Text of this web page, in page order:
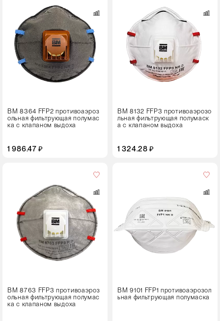
ВМ 8364 FFP2 противоаэроз
ольная фильтрующая полумас
ка с клапаном выдоха
1 986.47 ₽
ВМ 8132 FFP3 противоаэрозо
льная фильтрующая полумаск
а с клапаном выдоха
1 324.28 ₽
10 штук
ВМ 8763 FFP3 противоаэроз
ольная фильтрующая полумас
ка с клапаном выдоха
ВМ 9101 FFP1 противоаэрозол
ьная фильтрующая полумаска
25 штук